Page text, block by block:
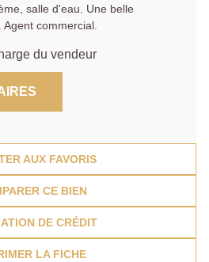
salle d'eau. Une belle
commercial.
du vendeur
AUX FAVORIS
CE BIEN
DE CRÉDIT
LA FICHE